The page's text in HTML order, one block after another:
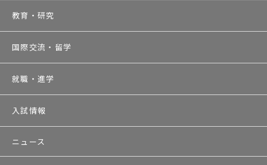
教育・研究
国際交流・留学
就職・進学
入試情報
ニュース